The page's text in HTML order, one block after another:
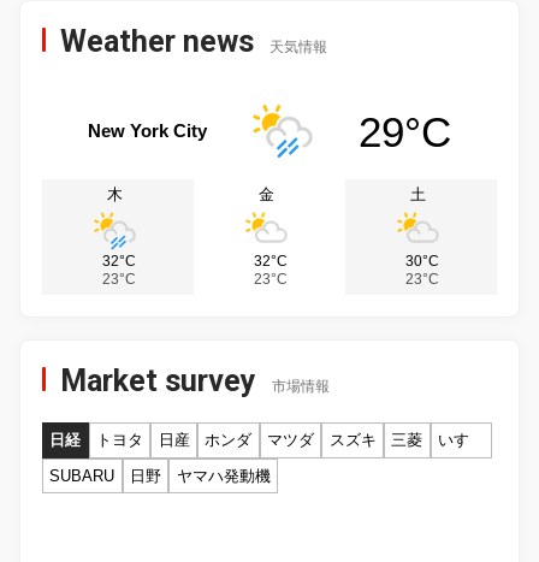
Weather news 天気情報
New York City 29°C
木
32°C
23°C
金
32°C
23°C
土
30°C
23°C
Market survey 市場情報
日経 トヨタ 日産 ホンダ マツダ スズキ 三菱
いすゞ
SUBARU
日野 ヤマハ発動機